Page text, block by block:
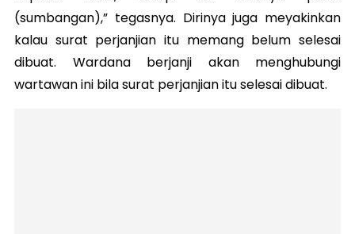
(sumbangan),” tegasnya. Dirinya juga meyakinkan
kalau surat perjanjian itu memang belum selesai
dibuat. Wardana berjanji akan menghubungi
wartawan ini bila surat perjanjian itu selesai dibuat.